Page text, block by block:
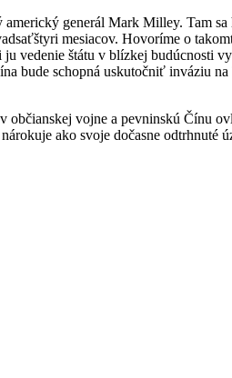
generál Mark Milley. Tam
mesiacov. Hovoríme o
vedenie štátu v blízkej budúcnosti
bude schopná uskutočniť inváziu
vojne a pevninskú Čínu
ako svoje dočasne odtrhnuté